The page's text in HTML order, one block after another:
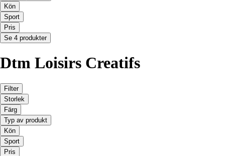
Kön
Sport
Pris
Se 4 produkter
Dtm Loisirs Creatifs
Filter
Storlek
Färg
Typ av produkt
Kön
Sport
Pris